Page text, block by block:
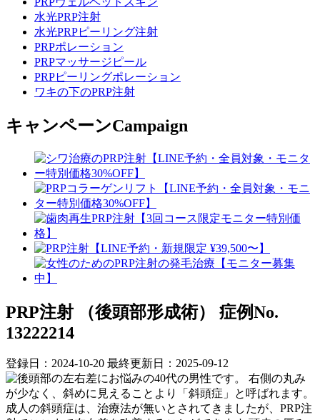
水光PRP注射
水光PRPピーリング注射
PRPポレーション
PRPマッサージピール
PRPピーリングポレーション
ワキの下のPRP注射
キャンペーンCampaign
PRP注射 （後頭部形成術）
症例No.
13222214
登録日：2024-10-20 最終更新日：2025-09-12